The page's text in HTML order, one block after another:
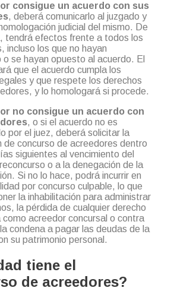
consigue un acuerdo con sus
, deberá comunicarlo al juzgado y
judicial del mismo. De
tendrá efectos frente a todos los
incluso los que no hayan
se hayan opuesto al acuerdo. El
que el acuerdo cumpla los
y que respete los derechos
y lo homologará si procede.
no consigue un acuerdo con
, o si el acuerdo no es
por el juez, deberá solicitar la
de concurso de acreedores dentro
siguientes al vencimiento del
o a la denegación de la
Si no lo hace, podrá incurrir en
por concurso culpable, lo que
la inhabilitación para administrar
la pérdida de cualquier derecho
como acreedor concursal o contra
condena a pagar las deudas de la
su patrimonio personal.
tiene el
de acreedores?